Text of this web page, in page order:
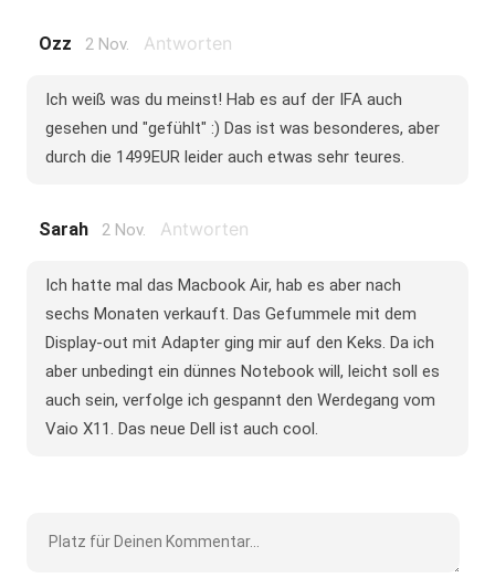
Ozz 2 Nov. Antworten
Ich weiß was du meinst! Hab es auf der IFA auch
gesehen und "gefühlt" :) Das ist was besonderes, aber
durch die 1499EUR leider auch etwas sehr teures.
Sarah 2 Nov. Antworten
Ich hatte mal das Macbook Air, hab es aber nach
sechs Monaten verkauft. Das Gefummele mit dem
Display-out mit Adapter ging mir auf den Keks. Da ich
aber unbedingt ein dünnes Notebook will, leicht soll es
auch sein, verfolge ich gespannt den Werdegang vom
Vaio X11. Das neue Dell ist auch cool.